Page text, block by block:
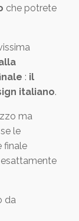
che potrete
: il
italiano.
ma
se le
finale
da